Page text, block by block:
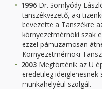
1996 Dr. Somlyódy
tanszékvezető, aki
bevezette a Tanszékre
környezetmérnöki szak
ezzel párhuzamosan
Környezetmérnöki
2003 Megtörténik az U
eredetileg ideiglenesnek
munkahelyéül szolgál.